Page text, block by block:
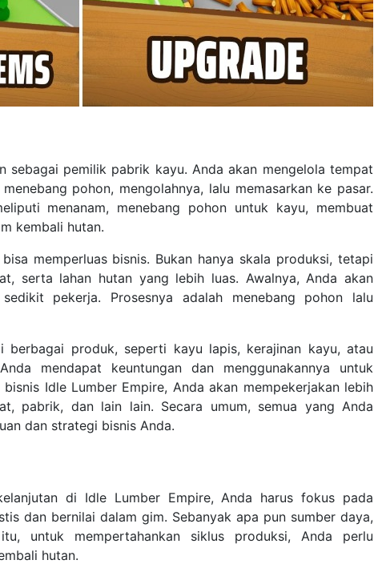
sebagai pemilik pabrik kayu. Anda akan mengelola tempat
pohon, mengolahnya, lalu memasarkan ke pasar.
menanam, menebang pohon untuk kayu, membuat
kembali hutan.
memperluas bisnis. Bukan hanya skala produksi, tetapi
serta lahan hutan yang lebih luas. Awalnya, Anda akan
pekerja. Prosesnya adalah menebang pohon lalu
berbagai produk, seperti kayu lapis, kerajinan kayu, atau
mendapat keuntungan dan menggunakannya untuk
Idle Lumber Empire, Anda akan mempekerjakan lebih
pabrik, dan lain lain. Secara umum, semua yang Anda
dan strategi bisnis Anda.
di Idle Lumber Empire, Anda harus fokus pada
dan bernilai dalam gim. Sebanyak apa pun sumber daya,
untuk mempertahankan siklus produksi, Anda perlu
hutan.